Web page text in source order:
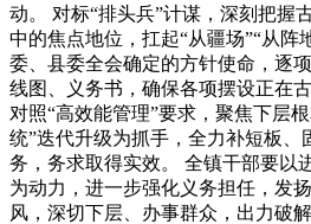
动。 对标“排头兵”计谋，深刻把握
中的焦点地位，扛起“从疆场”“从阵
委、县委全会确定的方针使命，逐
线图、义务书，确保各项摆设正在
对照“高效能管理”要求，聚焦下层
统”迭代升级为抓手，全力补短板、
务，务求取得实效。 全镇干部要以
为动力，进一步强化义务担任，发
风，深切下层、办事群众，出力破